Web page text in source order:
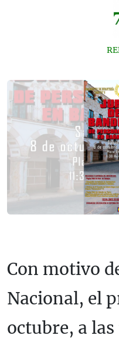
Con motivo
Nacional, el
octubre, a las